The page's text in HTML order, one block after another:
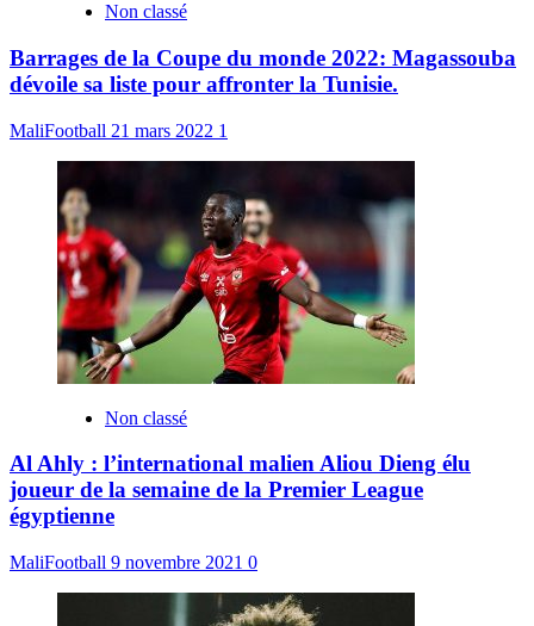
Non classé
Barrages de la Coupe du monde 2022: Magassouba
dévoile sa liste pour affronter la Tunisie.
MaliFootball 21 mars 2022 1
Non classé
Al Ahly : l’international malien Aliou Dieng élu
joueur de la semaine de la Premier League
égyptienne
MaliFootball 9 novembre 2021 0